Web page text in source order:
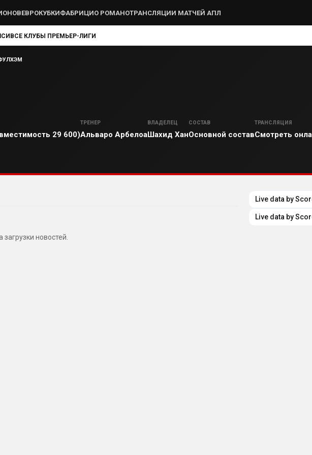
ЕВРОКУБКИФАБРИЦИО РОМАНОТРАНСЛЯЦИИ МАТЧЕЙ АПЛ
ВСЕ КЛУБЫ ПРЕМЬЕР-ЛИГИ
29 600)
ТРЕНЕР
Альваро Арбелоа
ВЛАДЕЛЕЦ
Шахид Хан
СОСТАВ
Основной состав
ТРАНСЛЯЦИЯ
Смотреть
новостей.
Live data by
Live data by